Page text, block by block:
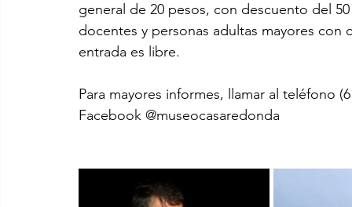
general de 20 pesos, con descuento del
docentes y personas adultas mayores
entrada es libre.
Para mayores informes, llamar al teléfono
Facebook @museocasaredonda